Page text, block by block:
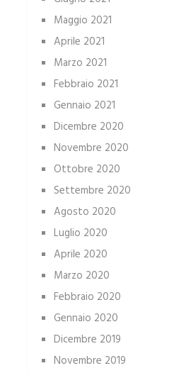
Maggio 2021
Aprile 2021
Marzo 2021
Febbraio 2021
Gennaio 2021
Dicembre 2020
Novembre 2020
Ottobre 2020
Settembre 2020
Agosto 2020
Luglio 2020
Aprile 2020
Marzo 2020
Febbraio 2020
Gennaio 2020
Dicembre 2019
Novembre 2019